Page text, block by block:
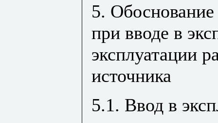
5. Обоснование
при вводе в
эксплуатации
источника
5.1. Ввод в